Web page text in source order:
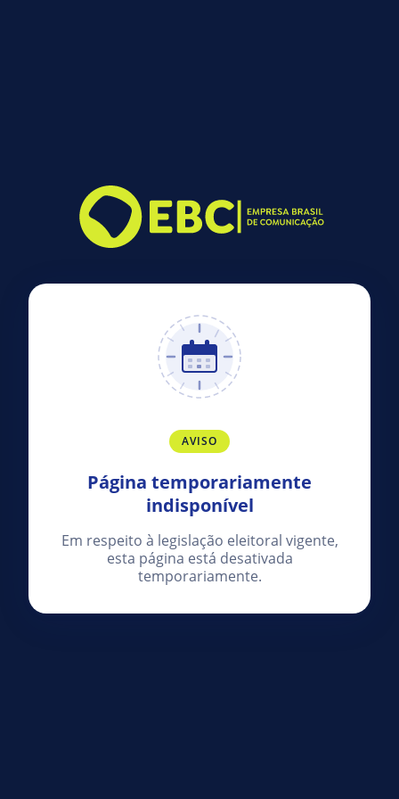
AVISO
Página temporariamente
indisponível
Em respeito à legislação eleitoral vigente,
esta página está desativada
temporariamente.